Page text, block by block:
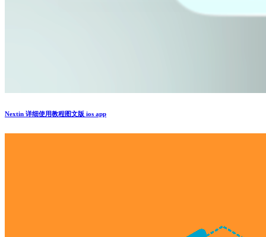
Nextin 详细使用教程图文版 ios app